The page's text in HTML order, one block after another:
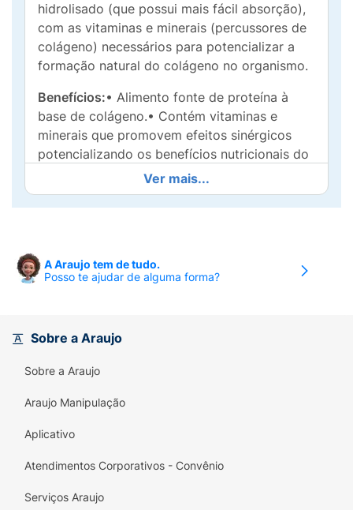
hidrolisado (que possui mais fácil absorção),
com as vitaminas e minerais (percussores de
colágeno) necessários para potencializar a
formação natural do colágeno no organismo.
Benefícios:• Alimento fonte de proteína à
base de colágeno.• Contém vitaminas e
minerais que promovem efeitos sinérgicos
potencializando os benefícios nutricionais do
colágeno hidrolisado;• Pode ser utilizado nos
intervalos das principais refeições como
alimento proteico.
colágeno hidrolisado por sachê por dose.•
Exclusiva formulação com precursores de
Alta concentração de glicina, aminoácido
sachê ou uma colher medida) em
aproximadamente 250mL (um copo) de água
auxílio de uma colher até total
preparo
Ver mais...
A Araujo tem de tudo.
Posso te ajudar de alguma forma?
Sobre a Araujo
Sobre a Araujo
Araujo Manipulação
Aplicativo
Atendimentos Corporativos - Convênio
Serviços Araujo